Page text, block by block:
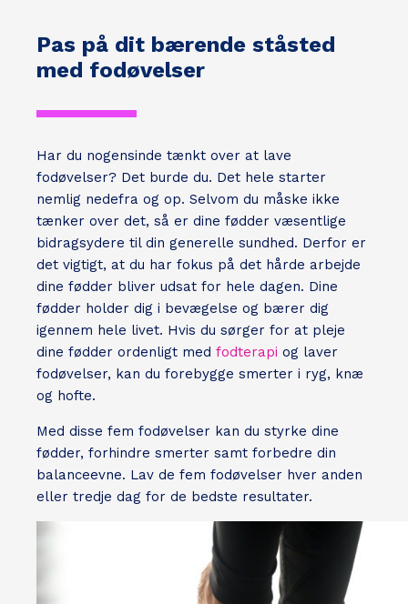
Pas på dit bærende ståsted
med fodøvelser
Har du nogensinde tænkt over at lave
fodøvelser? Det burde du. Det hele starter
nemlig nedefra og op. Selvom du måske ikke
tænker over det, så er dine fødder væsentlige
bidragsydere til din generelle sundhed. Derfor er
det vigtigt, at du har fokus på det hårde arbejde
dine fødder bliver udsat for hele dagen. Dine
fødder holder dig i bevægelse og bærer dig
igennem hele livet. Hvis du sørger for at pleje
dine fødder ordenligt med fodterapi og laver
fodøvelser, kan du forebygge smerter i ryg, knæ
og hofte.
Med disse fem fodøvelser kan du styrke dine
fødder, forhindre smerter samt forbedre din
balanceevne. Lav de fem fodøvelser hver anden
eller tredje dag for de bedste resultater.